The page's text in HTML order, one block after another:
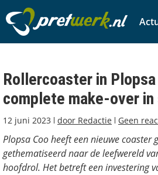
Rollercoaster in
complete make-over
12 juni 2023 door Redactie Geen
Plopsa Coo heeft een nieuwe coaster
gethematiseerd naar de leefwereld
hoofdrol. Het betreft een investering